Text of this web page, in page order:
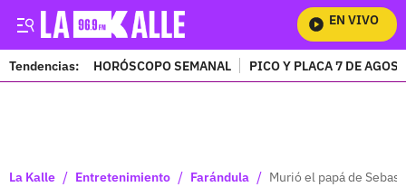
EN VIVO
Tendencias: HORÓSCOPO SEMANAL PICO Y PLACA 7 DE
La Kalle / Entretenimiento / Farándula / Murió el papá de